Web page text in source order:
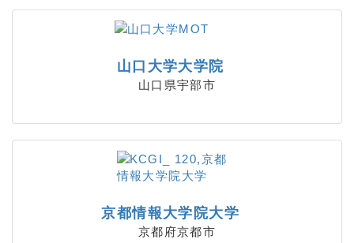
山口大学大学院
山口県宇部市
京都情報大学院大学
京都府京都市